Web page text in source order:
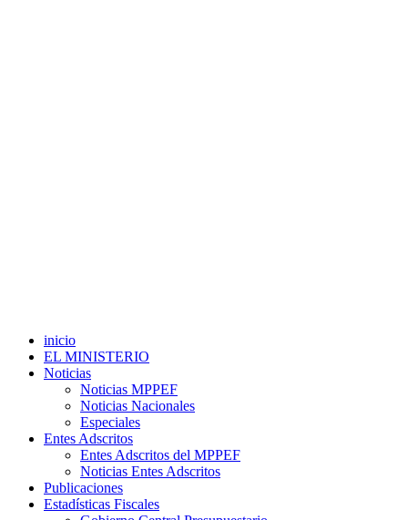
inicio
EL MINISTERIO
Noticias
Noticias MPPEF
Noticias Nacionales
Especiales
Entes Adscritos
Entes Adscritos del MPPEF
Noticias Entes Adscritos
Publicaciones
Estadísticas Fiscales